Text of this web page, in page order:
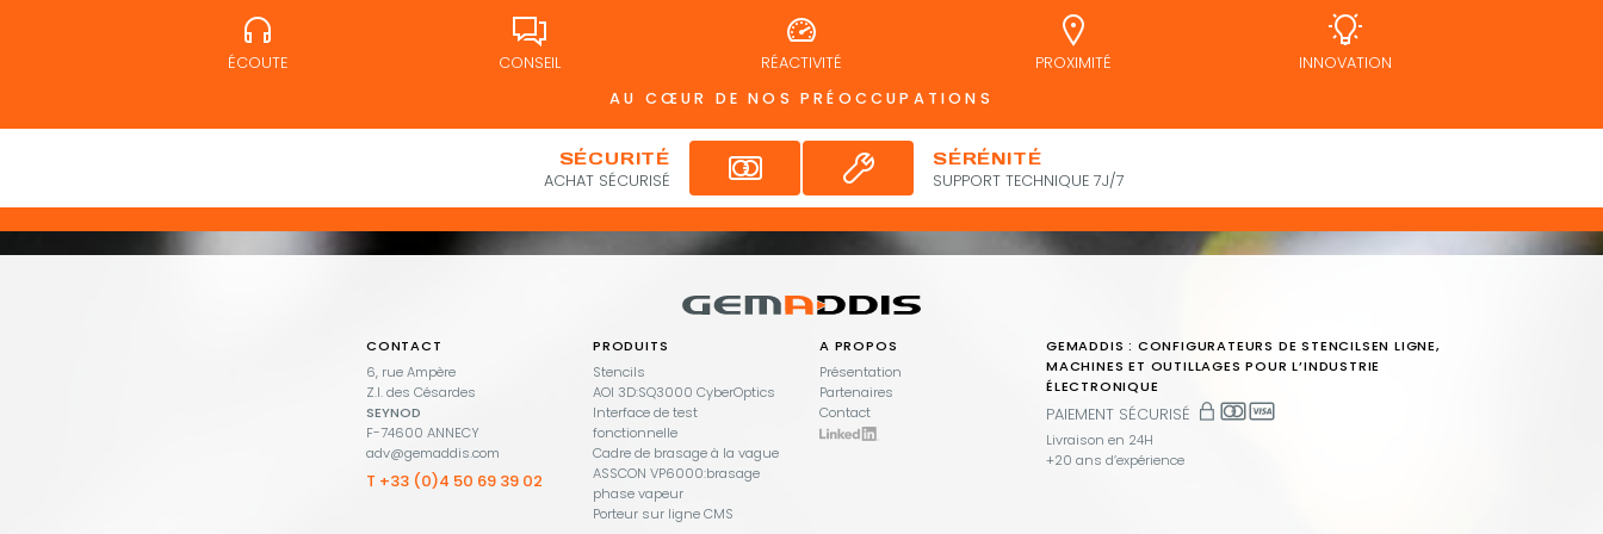
ÉCOUTE CONSEIL RÉACTIVITÉ PROXIMITÉ
INNOVATION
AU CŒUR DE NOS PRÉOCCUPATIONS
SÉCURITÉ
ACHAT SÉCURISÉ
SÉRÉNITÉ
SUPPORT TECHNIQUE 7J/7
CONTACT
6, rue Ampère
Z.I. des Césardes
SEYNOD
F-74600 ANNECY
adv@gemaddis.com
T +33 (0)4 50 69 39 02
PRODUITS
Stencils
AOI 3D:SQ3000 CyberOptics
Interface de test
fonctionnelle
Cadre de brasage à la vague
ASSCON VP6000:brasage
phase vapeur
Porteur sur ligne CMS
A PROPOS
Présentation
Partenaires
Contact
GEMADDIS : CONFIGURATEURS DE STENCILSEN LIGNE,
MACHINES ET OUTILLAGES POUR L’INDUSTRIE
ÉLECTRONIQUE
PAIEMENT SÉCURISÉ
Livraison en 24H
+20 ans d’expérience